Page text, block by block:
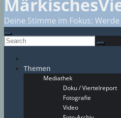
Deine Stimme im Fokus:
Themen
Mediathek
Doku / Viertelreport
Fotografie
Video